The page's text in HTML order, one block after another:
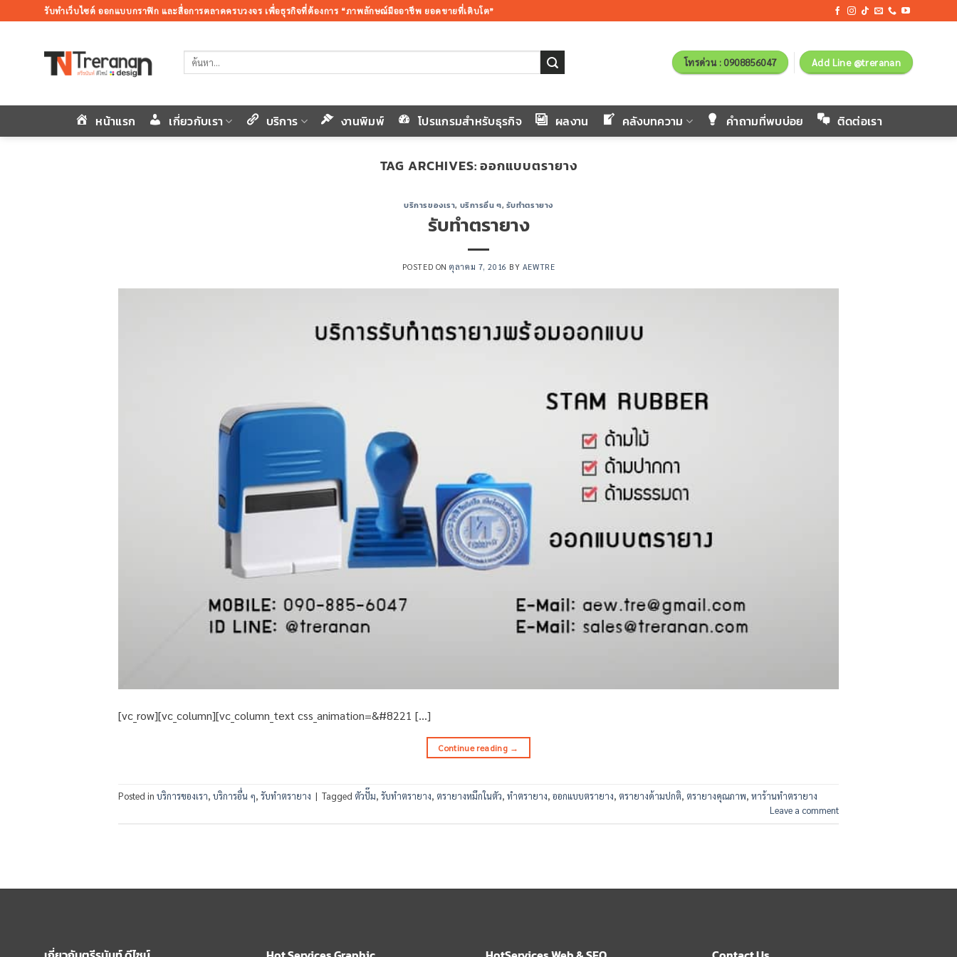
ไป
รับทำเว็บไซต์ ออกแบบกราฟิก และสื่อการตลาดครบวงจร เพื่อธุรกิจที่ต้องการ “ภาพลักษณ์มืออาชีพ ยอดขายที่เติบโต”
ค้นหา:
โทรด่วน : 0908856047 Add Line @treranan
หน้าแรก เกี่ยวกับเรา บริการ งานพิมพ์ โปรแกรมสำหรับธุรกิจ ผลงาน คลังบทความ คำถามที่พบบ่อย ติดต่อเรา
TAG ARCHIVES:ออกแบบตรายาง
บริการของเรา, บริการอื่น ๆ, รับทำตรายาง
รับทำตรายาง
POSTED ONตุลาคม 7, 2016 BY AEWTRE
[vc_row][vc_column][vc_column_text css_animation=&#8221 […]
Continue reading →
Posted inบริการของเรา,บริการอื่น ๆ,รับทำตรายาง | Tagged ตัวปั๊ม,รับทำตรายาง, ตรายางหมึกในตัว,ทำตรายาง,ออกแบบตรายาง, ตรายางด้ามปกติ, ตรายางคุณภาพ,หาร้านทำตรายาง
Leave a comment